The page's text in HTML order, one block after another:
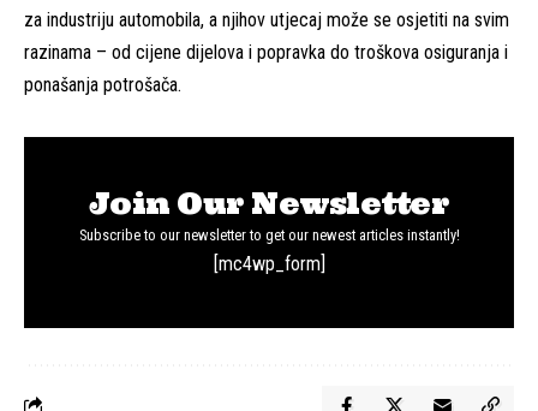
za industriju automobila, a njihov utjecaj može se osjetiti na svim
razinama – od cijene dijelova i popravka do troškova osiguranja i
ponašanja potrošača.
Join Our Newsletter
Subscribe to our newsletter to get our newest articles instantly!
[mc4wp_form]